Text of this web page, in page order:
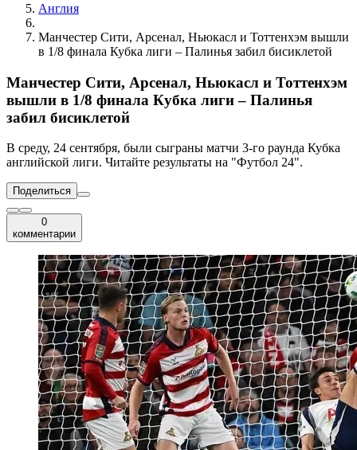
Англия
Манчестер Сити, Арсенал, Ньюкасл и Тоттенхэм вышли
в 1/8 финала Кубка лиги – Палинья забил бисиклетой
Манчестер Сити, Арсенал, Ньюкасл и Тоттенхэм
вышли в 1/8 финала Кубка лиги – Палинья
забил бисиклетой
В среду, 24 сентября, были сыграны матчи 3-го раунда Кубка
английской лиги. Читайте результаты на "Футбол 24".
Поделиться
0
комментарии